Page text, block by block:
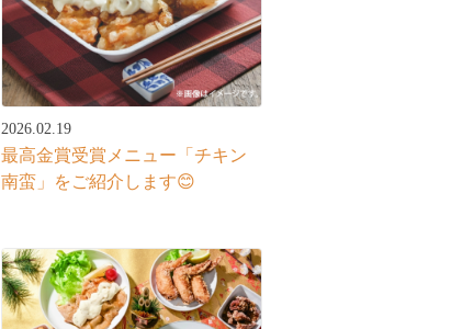
2026.02.19
最高金賞受賞メニュー「チキン
南蛮」をご紹介します😊